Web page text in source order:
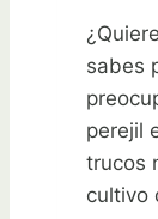
sabes
perejil
trucos
cultivo